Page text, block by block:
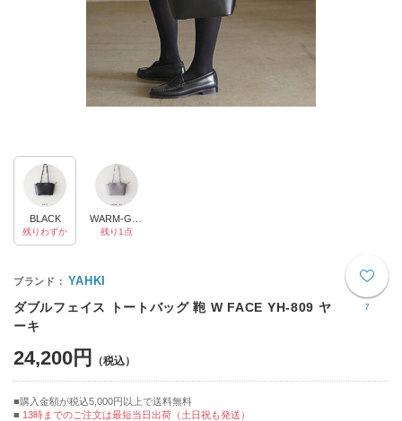
BLACK
残りわずか 残り1点
7
YAHKI
ダブルフェイス トートバッグ 鞄 W FACE YH-809 ヤ
ーキ
24,200円
購入金額が税込5,000円以上で送料無料
13時までのご注文は最短当日出荷（土日祝も発送）